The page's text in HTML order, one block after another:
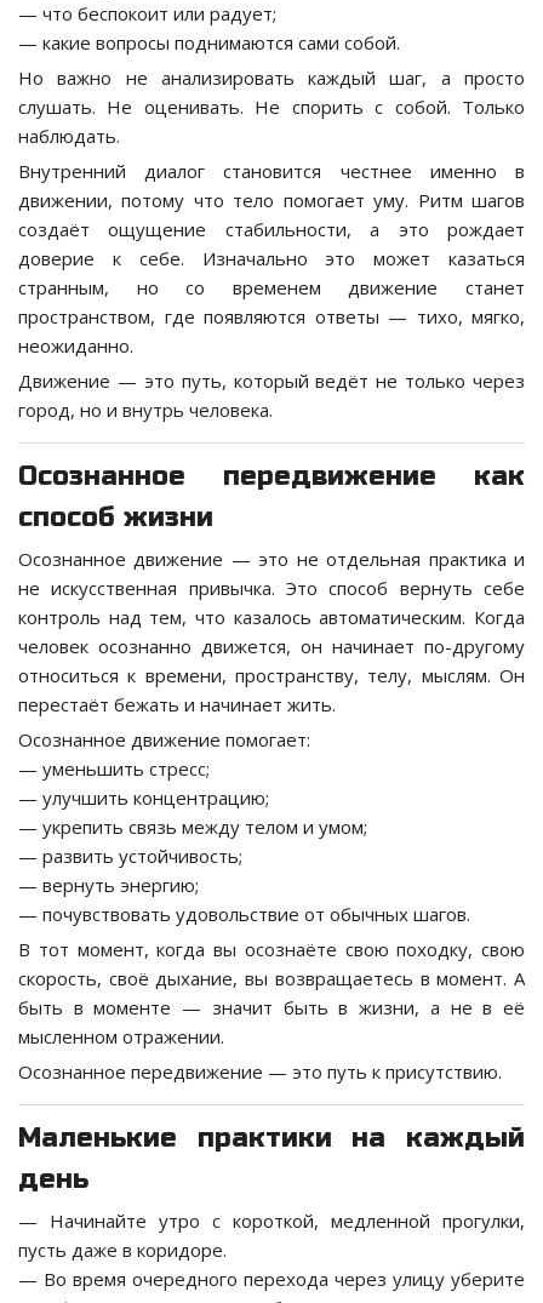
— что беспокоит или радует;
— какие вопросы поднимаются сами собой.
Но важно не анализировать каждый шаг, а просто
слушать. Не оценивать. Не спорить с собой. Только
наблюдать.
Внутренний диалог становится честнее именно в
движении, потому что тело помогает уму. Ритм шагов
создаёт ощущение стабильности, а это рождает
доверие к себе. Изначально это может казаться
странным, но со временем движение станет
пространством, где появляются ответы — тихо, мягко,
неожиданно.
Движение — это путь, который ведёт не только через
город, но и внутрь человека.
Осознанное передвижение как
способ жизни
Осознанное движение — это не отдельная практика и
не искусственная привычка. Это способ вернуть себе
контроль над тем, что казалось автоматическим. Когда
человек осознанно движется, он начинает по-другому
относиться к времени, пространству, телу, мыслям. Он
перестаёт бежать и начинает жить.
Осознанное движение помогает:
— уменьшить стресс;
— улучшить концентрацию;
— укрепить связь между телом и умом;
— развить устойчивость;
— вернуть энергию;
— почувствовать удовольствие от обычных шагов.
В тот момент, когда вы осознаёте свою походку, свою
скорость, своё дыхание, вы возвращаетесь в момент. А
быть в моменте — значит быть в жизни, а не в её
мысленном отражении.
Осознанное передвижение — это путь к присутствию.
Маленькие практики на каждый
день
— Начинайте утро с короткой, медленной прогулки,
пусть даже в коридоре.
— Во время очередного перехода через улицу уберите